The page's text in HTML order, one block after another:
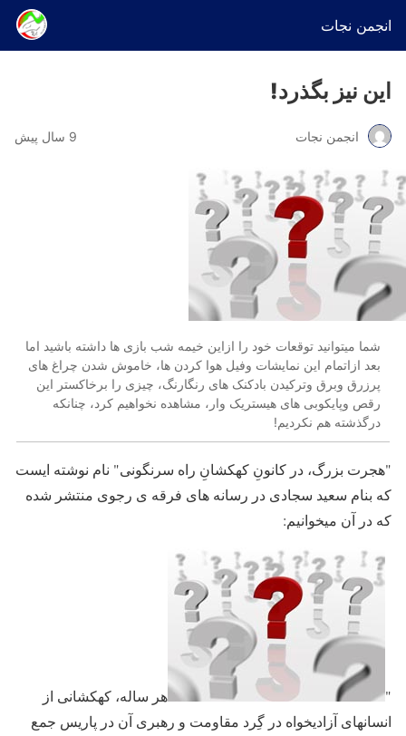
انجمن نجات
این نیز بگذرد!
انجمن نجات 9 سال پیش
شما میتوانید توقعات خود را ازاین خیمه شب بازی ها داشته باشید اما
بعد ازاتمام این نمایشات وفیل هوا کردن ها، خاموش شدن چراغ های
پرزرق وبرق وترکیدن بادکنک های رنگارنگ، چیزی را برخاکستر این
رقص وپایکوبی های هیستریک وار، مشاهده نخواهیم کرد، چنانکه
درگذشته هم نکردیم!
"هجرت بزرگ، در کانونِ کهکشانِ راه سرنگونى" نام نوشته ایست
که بنام سعید سجادى در رسانه های فرقه ی رجوی منتشر شده
که در آن میخوانیم:
"
هر ساله، کهکشانى از
انسانهاى آزادیخواه در گِرد مقاومت و رهبرى آن در پاریس جمع